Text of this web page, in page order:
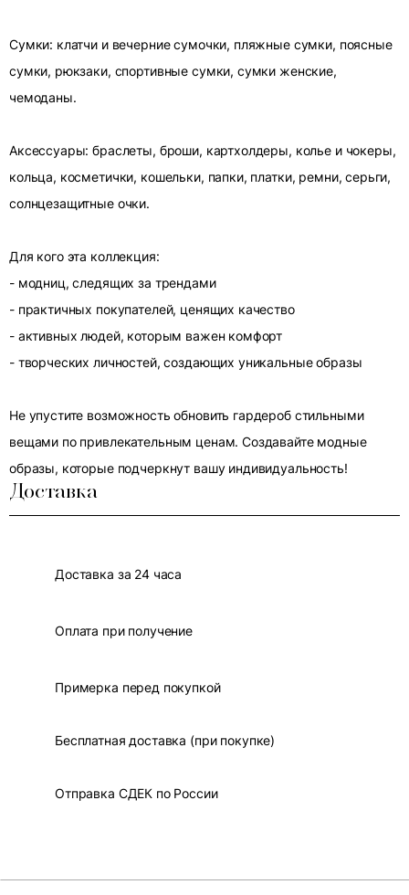
Сумки: клатчи и вечерние сумочки, пляжные сумки, поясные
сумки, рюкзаки, спортивные сумки, сумки женские,
чемоданы.
Аксессуары: браслеты, броши, картхолдеры, колье и чокеры,
кольца, косметички, кошельки, папки, платки, ремни, серьги,
солнцезащитные очки.
Для кого эта коллекция:
- модниц, следящих за трендами
- практичных покупателей, ценящих качество
- активных людей, которым важен комфорт
- творческих личностей, создающих уникальные образы
Не упустите возможность обновить гардероб стильными
вещами по привлекательным ценам. Создавайте модные
образы, которые подчеркнут вашу индивидуальность!
Доставка
Доставка за 24 часа
Оплата при получение
Примерка перед покупкой
Бесплатная доставка (при покупке)
Отправка СДЕК по России